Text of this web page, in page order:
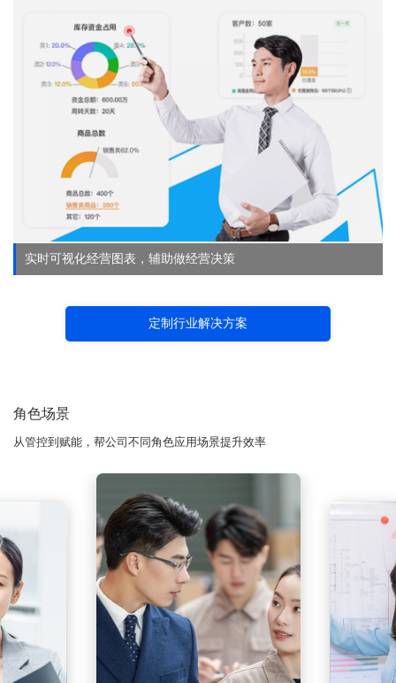
实时可视化经营图表，辅助做经营决策
定制行业解决方案
角色场景
从管控到赋能，帮公司不同角色应用场景提升效率